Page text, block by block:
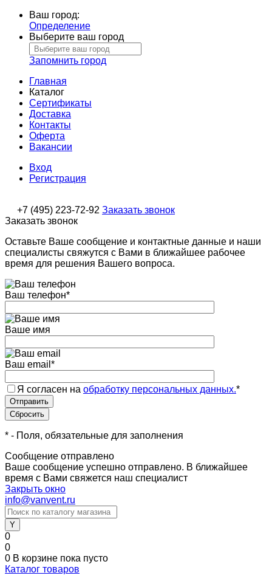
Ваш город:
Определение
Выберите ваш город
Запомнить город
Главная
Каталог
Сертификаты
Доставка
Контакты
Оферта
Вакансии
Вход
Регистрация
+7 (495) 223-72-92 Заказать звонок
Заказать звонок
Оставьте Ваше сообщение и контактные данные и наши
специалисты свяжутся с Вами в ближайшее рабочее
время для решения Вашего вопроса.
Ваш телефон*
Ваше имя
Ваш email *
Я согласен на обработку персональных данных.*
* - Поля, обязательные для заполнения
Сообщение отправлено
Ваше сообщение успешно отправлено. В ближайшее
время с Вами свяжется наш специалист
Закрыть окно
info@vanvent.ru
0
0
0 В корзине пока пусто
Каталог товаров